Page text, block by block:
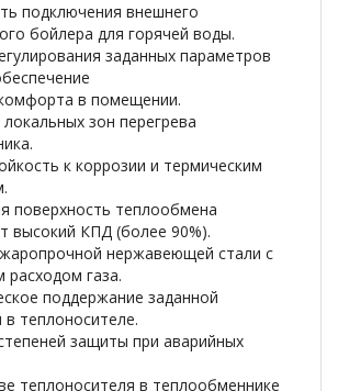
подключения внешнего
бойлера для горячей воды.
заданных параметров
в помещении.
локальных зон перегрева
к коррозии и термическим
поверхность теплообмена
высокий КПД (более 90%).
жаропрочной нержавеющей стали с
газа.
поддержание заданной
теплоносителе.
защиты при аварийных
теплоносителя в теплообменнике